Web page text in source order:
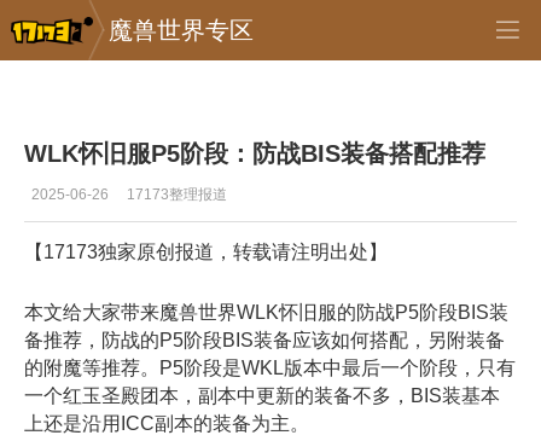
魔兽世界专区
专区_《魔兽世界》 >
WLK怀旧服P5阶段：防战BIS装备搭配推荐
2025-06-26 17173整理报道
【17173独家原创报道，转载请注明出处】
本文给大家带来魔兽世界WLK怀旧服的防战P5阶段BIS装
备推荐，防战的P5阶段BIS装备应该如何搭配，另附装备
的附魔等推荐。P5阶段是WKL版本中最后一个阶段，只有
一个红玉圣殿团本，副本中更新的装备不多，BIS装基本
上还是沿用ICC副本的装备为主。